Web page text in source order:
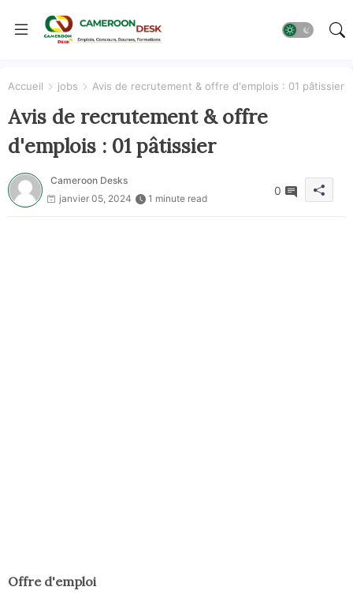
Accueil jobs Avis de recrutement & offre d'emplois : 01 pâtissier
Avis de recrutement & offre
d'emplois : 01 pâtissier
Cameroon Desks
janvier 05, 2024
1 minute read
0
Offre d'emploi